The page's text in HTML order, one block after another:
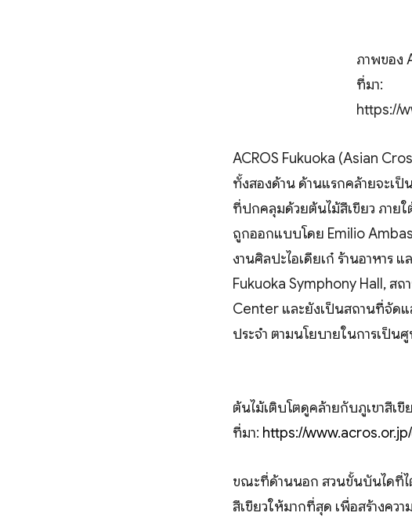
ภาพของ
ที่มา:
https://
ACROS Fukuoka (Asian
ทั้งสองด้าน ด้านแรกคล้ายจะเ
ที่ปกคลุมด้วยต้นไม้สีเขียว ภาย
ถูกออกแบบโดย Emilio
งานศิลปะไอเดียเก๋ ร้านอาหาร
Fukuoka Symphony Hall,
Center และยังเป็นสถานที่จัดแ
ประจำ ตามนโยบายในการเป็น
ต้นไม้เติบโตดูคล้ายกับภูเขาสีเ
ที่มา: https://
ขณะที่ด้านนอก สวนขั้นบันไดที่
สีเขียวให้มากที่สุด เพื่อสร้างค